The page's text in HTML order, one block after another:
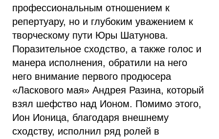
профессиональным отношением к
репертуару, но и глубоким уважением к
творческому пути Юры Шатунова.
Поразительное сходство, а также голос и
манера исполнения, обратили на него
него внимание первого продюсера
«Ласкового мая» Андрея Разина, который
взял шефство над Ионом. Помимо этого,
Ион Ионица, благодаря внешнему
сходству, исполнил ряд ролей в